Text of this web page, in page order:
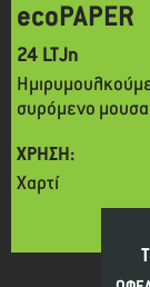
ecoPAPER
24 LTJn
συρόμενο
ΧΡΗΣΗ:
Χαρτί